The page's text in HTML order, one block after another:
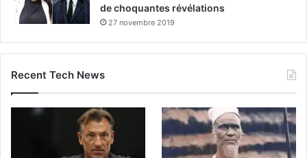
de choquantes révélations
27 novembre 2019
Recent Tech News